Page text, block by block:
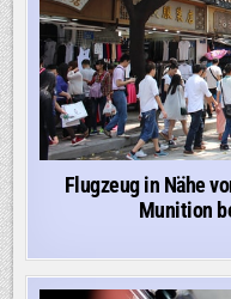
Flugzeug in Nähe
Munition